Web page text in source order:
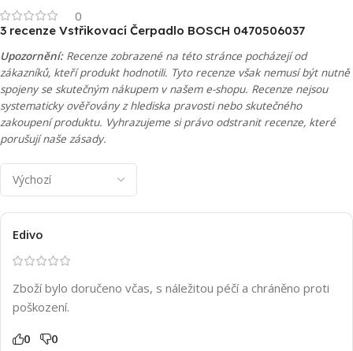
0
3 recenze Vstřikovací Čerpadlo BOSCH 0470506037
Upozornění:Recenze zobrazené na této stránce pocházejí od
zákazníků, kteří produkt hodnotili. Tyto recenze však nemusí být nutně
spojeny se skutečným nákupem v našem e-shopu. Recenze nejsou
systematicky ověřovány z hlediska pravosti nebo skutečného
zakoupení produktu. Vyhrazujeme si právo odstranit recenze, které
porušují naše zásady.
Edivo
Zboží bylo doručeno včas, s náležitou péčí a chráněno proti
poškození.
0 0